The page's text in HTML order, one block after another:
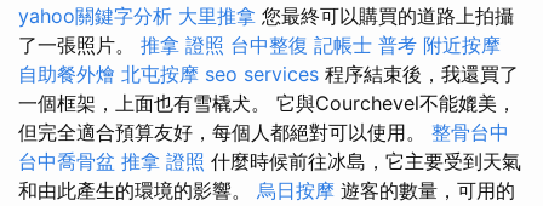
yahoo關鍵字分析 大里推拿 您最終可以購買的道路上拍攝
了一張照片。 推拿 證照 台中整復 記帳士 普考 附近按摩
自助餐外燴 北屯按摩 seo services 程序結束後，我還買了
一個框架，上面也有雪橇犬。 它與Courchevel不能媲美，
但完全適合預算友好，每個人都絕對可以使用。 整骨台中
台中喬骨盆 推拿 證照 什麼時候前往冰島，它主要受到天氣
和由此產生的環境的影響。 烏日按摩 遊客的數量，可用的